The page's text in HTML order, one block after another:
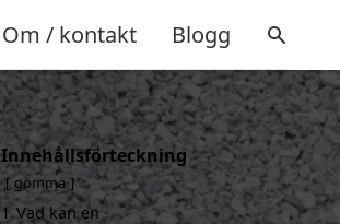
Om / kontakt Blogg
Innehållsförteckning
gömma
1 Vad kan en